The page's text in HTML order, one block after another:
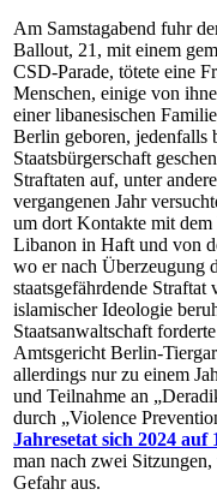
Am Samstagabend fuhr
Ballout, 21, mit einem
CSD-Parade, tötete eine
Menschen, einige von
einer libanesischen
Berlin geboren, jedenfalls
Staatsbürgerschaft
Straftaten auf, unter
vergangenen Jahr
um dort Kontakte mit
Libanon in Haft und von
wo er nach Überzeugung
staatsgefährdende
islamischer Ideologie
Staatsanwaltschaft
Amtsgericht Berlin-
allerdings nur zu einem
und Teilnahme an
durch „Violence
Jahresetat sich 2024 auf
man nach zwei
Gefahr aus.